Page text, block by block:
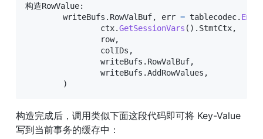
构造RowValue:
	writeBufs
. RowValBuf, err = tablecodec.
		ctx
.GetSessionVars ( ) . StmtCtx,
		row
,
		colIDs
,
		writeBufs
. RowValBuf,
		writeBufs
.AddRowValues ,
)
构造完成后，调用类似下面这段代码即可将 Key-Value
写到当前事务的缓存中：